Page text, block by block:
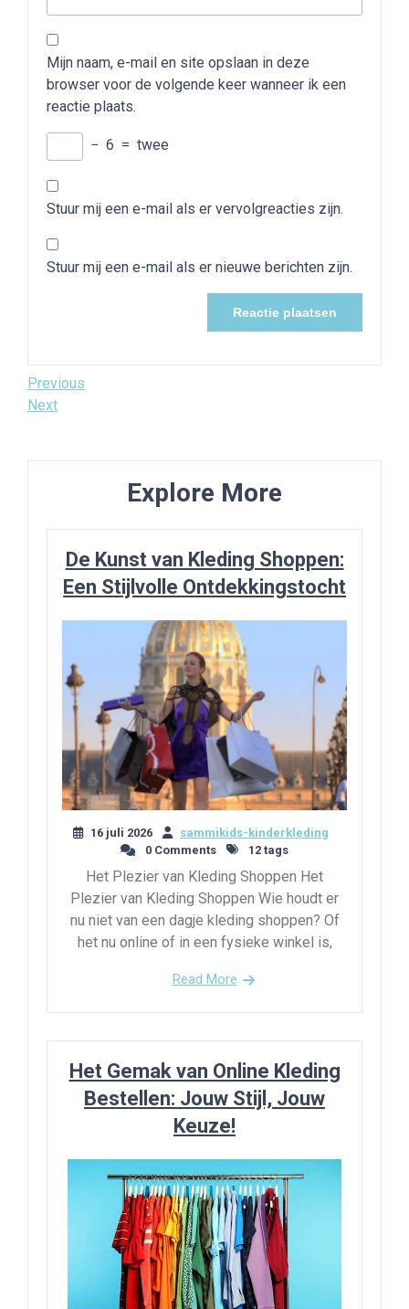
Mijn naam, e-mail en site opslaan in deze
browser voor de volgende keer wanneer ik een
reactie plaats.
− 6 = twee
Stuur mij een e-mail als er vervolgreacties zijn.
Stuur mij een e-mail als er nieuwe berichten zijn.
Bericht
navigatie
Previous
Post
Previous
Next
Next
Explore More
De Kunst van Kleding Shoppen:
Een Stijlvolle Ontdekkingstocht
16 juli 2026
sammikids-kinderkleding
0 Comments
12 tags
Het Plezier van Kleding Shoppen Het
Plezier van Kleding Shoppen Wie houdt er
nu niet van een dagje kleding shoppen? Of
het nu online of in een fysieke winkel is,
Read More
Het Gemak van Online Kleding
Bestellen: Jouw Stijl, Jouw
Keuze!